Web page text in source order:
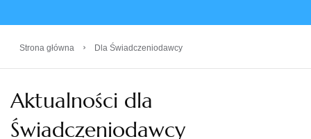
Strona główna › Dla Świadczeniodawcy
Aktualności dla
Świadczeniodawcy